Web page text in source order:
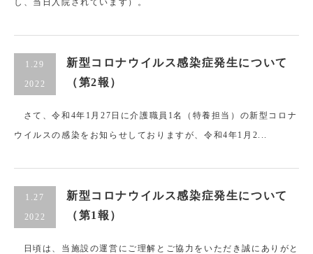
し、当日入院されています）。
1.29
2022
新型コロナウイルス感染症発生について
（第2報）
さて、令和4年1月27日に介護職員1名（特養担当）の新型コロナ
ウイルスの感染をお知らせしておりますが、令和4年1月2...
1.27
2022
新型コロナウイルス感染症発生について
（第1報）
日頃は、当施設の運営にご理解とご協力をいただき誠にありがと